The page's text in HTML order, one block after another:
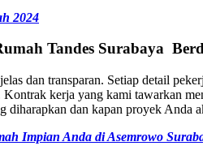
2024
Tandes Surabaya
dan transparan. Setiap detail
Kontrak kerja yang kami tawarkan
diharapkan dan kapan proyek Anda
Impian Anda di Asemrowo